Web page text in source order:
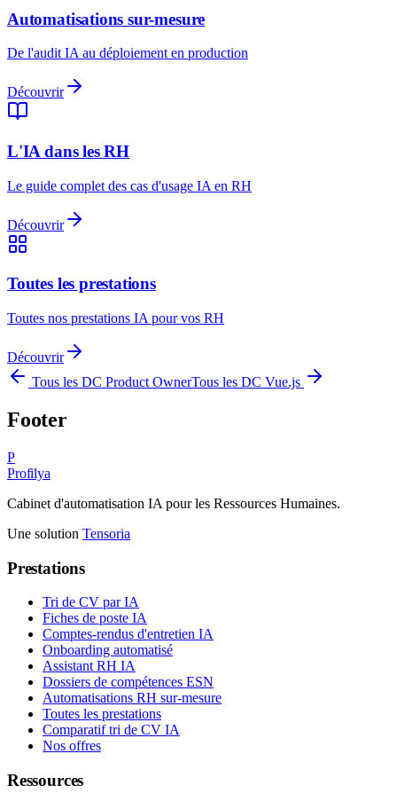
Automatisations sur-mesure
De l'audit IA au déploiement en production
Découvrir
L'IA dans les RH
Le guide complet des cas d'usage IA en RH
Découvrir
Toutes les prestations
Toutes nos prestations IA pour vos RH
Découvrir
Tous les DC Product OwnerTous les DC Vue.js
Footer
P
Profilya
Cabinet d'automatisation IA pour les Ressources Humaines.
Une solution Tensoria
Prestations
Tri de CV par IA
Fiches de poste IA
Comptes-rendus d'entretien IA
Onboarding automatisé
Assistant RH IA
Dossiers de compétences ESN
Automatisations RH sur-mesure
Toutes les prestations
Comparatif tri de CV IA
Nos offres
Ressources